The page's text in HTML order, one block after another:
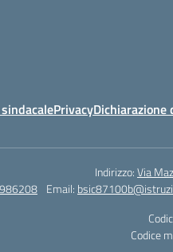
Privacy
Indirizzo:Via
Email:
Codice